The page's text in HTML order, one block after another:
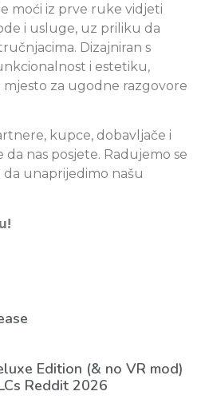
moći iz prve ruke vidjeti
i usluge, uz priliku da
Dizajniran s
i estetiku,
mjesto za ugodne razgovore
kupce, dobavljače i
nas posjete. Radujemo se
da unaprijedimo našu
Edition (& no VR mod)
Reddit 2026